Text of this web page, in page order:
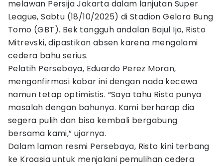
melawan Persija Jakarta dalam lanjutan Super
League, Sabtu (18/10/2025) di Stadion Gelora Bung
Tomo (GBT). Bek tangguh andalan Bajul Ijo, Risto
Mitrevski, dipastikan absen karena mengalami
cedera bahu serius.
Pelatih Persebaya, Eduardo Perez Moran,
mengonfirmasi kabar ini dengan nada kecewa
namun tetap optimistis. “Saya tahu Risto punya
masalah dengan bahunya. Kami berharap dia
segera pulih dan bisa kembali bergabung
bersama kami,” ujarnya.
Dalam laman resmi Persebaya, Risto kini terbang
ke Kroasia untuk menjalani pemulihan cedera